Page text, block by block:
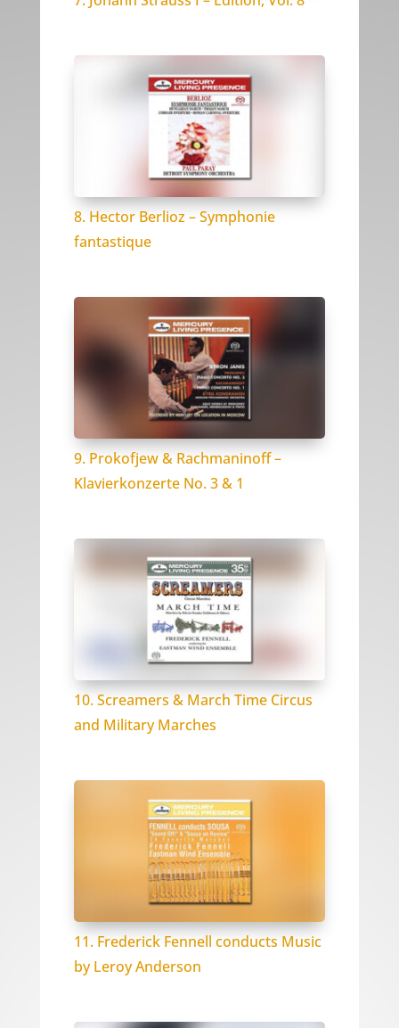
8. Hector Berlioz – Symphonie
fantastique
9. Prokofjew & Rachmaninoff –
Klavierkonzerte No. 3 & 1
10. Screamers & March Time Circus
and Military Marches
11. Frederick Fennell conducts Music
by Leroy Anderson